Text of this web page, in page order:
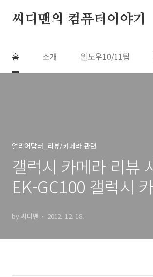
씨디맨의 컴퓨터이야기
홈 소개 윈도우10/11팁
얼리어답터_리뷰/카메라 관련
갤럭시 카메라 리뷰
EK-GC100 갤럭시
by 씨디맨 2012. 12. 18.